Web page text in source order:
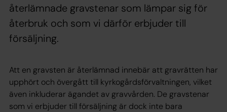
återlämnade gravstenar som lämpar sig för
återbruk och som vi därför erbjuder till
försäljning.
Att en gravsten är återlämnad innebär att gravrätten har
upphört och övergått till kyrkogårdsförvaltningen, vilket
även inkluderar ägandet av gravvården. De gravstenar
som vi erbjuder till försäljning är dock inte bara